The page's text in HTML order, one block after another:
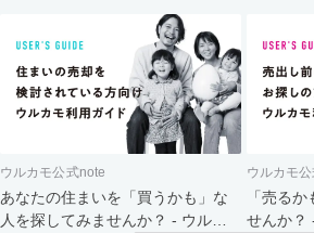
ウルカモ公式note
あなたの住まいを「買うかも」な
人を探してみませんか？ - ウルカ
ウルカモ
「売る
せんか？